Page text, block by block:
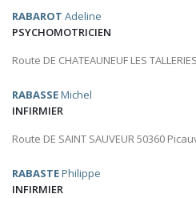
RABAROT Adeline
PSYCHOMOTRICIEN
Route DE CHATEAUNEUF LES
RABASSEMichel
INFIRMIER
Route DE SAINT SAUVEUR 50360
RABASTEPhilippe
INFIRMIER